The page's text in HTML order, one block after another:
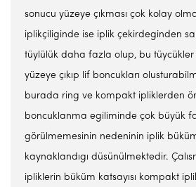
sonucu yüzeye çıkması çok kolay
iplikçiliginde ise iplik çekirdeginden
tüylülük daha fazla olup, bu
yüzeye çıkıp lif boncukları
burada ring ve kompakt ipliklerden
boncuklanma egiliminde çok büyük
görülmemesinin nedeninin iplik
kaynaklandıgı düsünülmektedir.
ipliklerin büküm katsayısı kompakt